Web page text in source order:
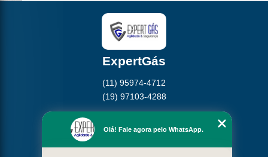
ExpertGás
(11) 95974-4712
(19) 97103-4288
Empresa
Missão
Olá! Fale agora pelo WhatsApp.